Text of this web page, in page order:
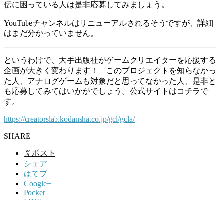
伝に困っている人は是非応募してみましょう。
YouTubeチャンネルはリニューアルされるそうですが、詳細
はまだ分かっていません。
というわけで、大手出版社がゲームクリエイターを応援する
企画が大きく変わります！ このプロジェクトを知らなかっ
た人、アナログゲームも対象だと思ってなかった人、是非と
も応募してみてはいかがでしょう。公式サイトはコチラで
す。
https://creatorslab.kodansha.co.jp/gcl/gcla/
SHARE
𝕏 ポスト
シェア
はてブ
Google+
Pocket